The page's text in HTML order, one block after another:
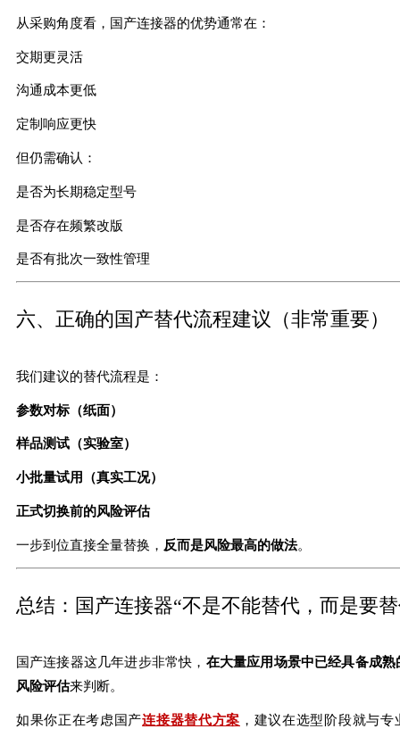
从采购角度看，国产连接器的优势通常在：
交期更灵活
沟通成本更低
定制响应更快
但仍需确认：
是否为长期稳定型号
是否存在频繁改版
是否有批次一致性管理
六、正确的国产替代流程建议（非常重要）
我们建议的替代流程是：
参数对标（纸面）
样品测试（实验室）
小批量试用（真实工况）
正式切换前的风险评估
一步到位直接全量替换， 反而是风险最高的做法。
总结：国产连接器“不是不能替代，而是要
国产连接器这几年进步非常快， 在大量应用场景中已经具备成熟
风险评估来判断。
如果你正在考虑国产连接器替代方案 ，建议在选型阶段就与